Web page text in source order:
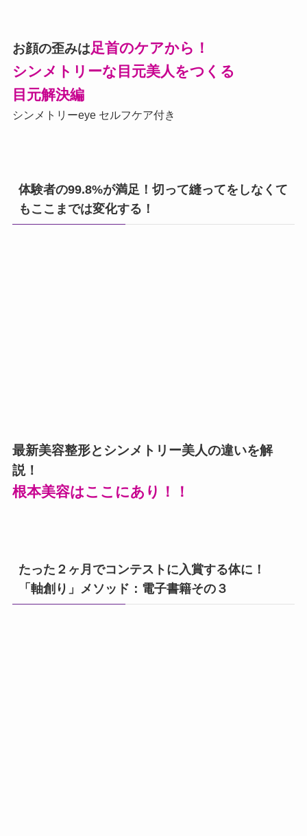
お顔の歪みは足首のケアから！
シンメトリーな目元美人をつくる
目元解決編
シンメトリーeye セルフケア付き
体験者の99.8%が満足！切って縫ってをしなくて
もここまでは変化する！
最新美容整形とシンメトリー美人の違いを解
説！
根本美容はここにあり！！
たった２ヶ月でコンテストに入賞する体に！
「軸創り」メソッド：電子書籍その３